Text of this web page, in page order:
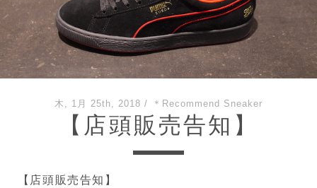
木, 1月 25th, 2018 / ＊Recommend Sneaker
【店頭販売告知】
【店頭販売告知】